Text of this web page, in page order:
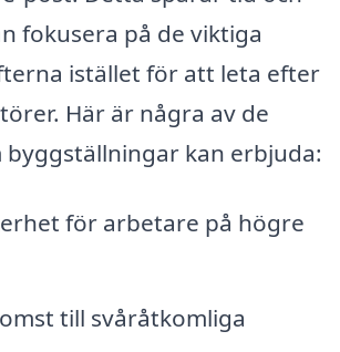
fokusera på de viktiga
istället för att leta efter
Här är några av de
kan erbjuda:
för arbetare på högre
till svåråtkomliga